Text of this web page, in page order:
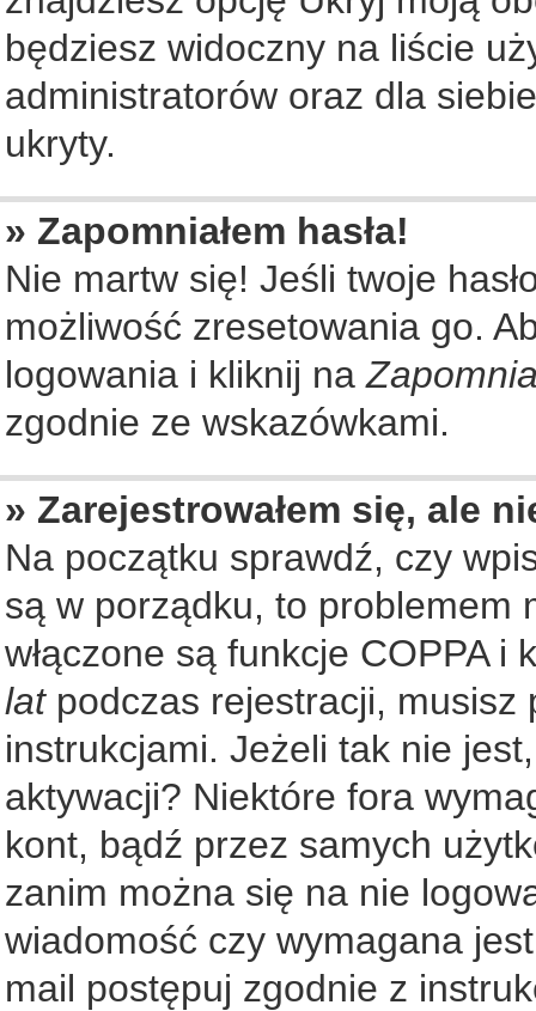
będziesz widoczny na liście
administratorów oraz dla
ukryty.
» Zapomniałem hasła!
Nie martw się! Jeśli twoje
możliwość zresetowania go.
logowania i kliknij na
zgodnie ze wskazówkami.
» Zarejestrowałem się, ale
Na początku sprawdź, czy
są w porządku, to problemem
włączone są funkcje COPPA i
latpodczas rejestracji, musisz
instrukcjami. Jeżeli tak nie
aktywacji? Niektóre fora
kont, bądź przez samych
zanim można się na nie
wiadomość czy wymagana
mail postępuj zgodnie z